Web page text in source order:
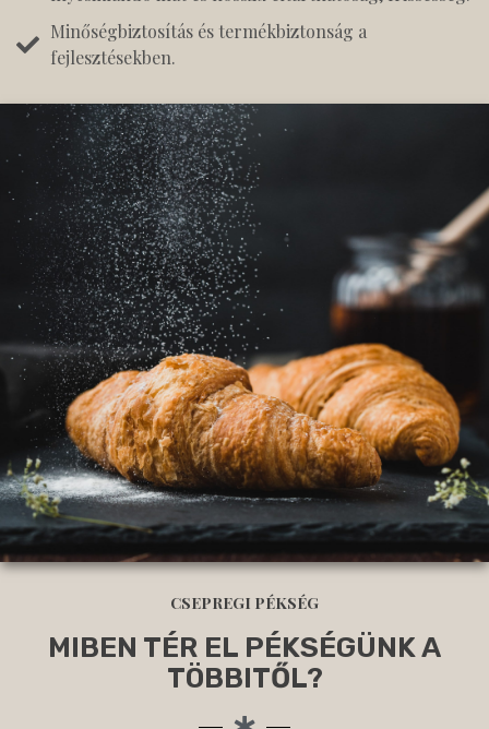
Minőségbiztosítás és termékbiztonság a
fejlesztésekben.
CSEPREGI PÉKSÉG
MIBEN TÉR EL PÉKSÉGÜNK A
TÖBBITŐL?